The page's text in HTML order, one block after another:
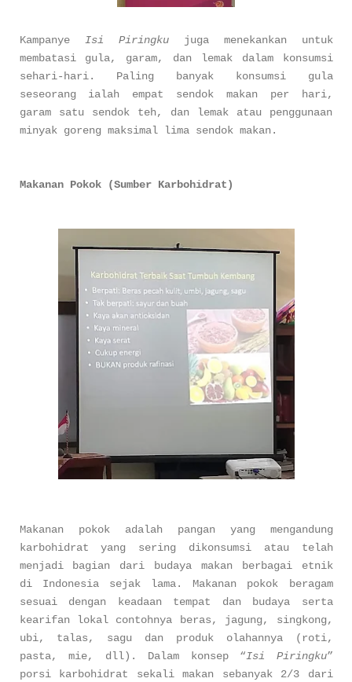
Kampanye Isi Piringkujuga menekankan untuk
membatasi gula, garam, dan lemak dalam konsumsi
sehari-hari. Paling banyak konsumsi gula
seseorang ialah empat sendok makan per hari,
garam satu sendok teh, dan lemak atau penggunaan
minyak goreng maksimal lima sendok makan.
Makanan Pokok (Sumber Karbohidrat)
Makanan pokok adalah pangan yang mengandung
karbohidrat yang sering dikonsumsi atau telah
menjadi bagian dari budaya makan berbagai etnik
di Indonesia sejak lama. Makanan pokok beragam
sesuai dengan keadaan tempat dan budaya serta
kearifan lokal contohnya beras, jagung, singkong,
ubi, talas, sagu dan produk olahannya (roti,
pasta, mie, dll). Dalam konsep “Isi Piringku”
porsi karbohidrat sekali makan sebanyak 2/3 dari